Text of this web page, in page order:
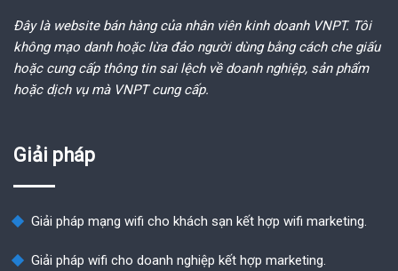
Đây là website bán hàng của nhân viên kinh doanh VNPT. Tôi
không mạo danh hoặc lừa đảo người dùng bằng cách che giấu
hoặc cung cấp thông tin sai lệch về doanh nghiệp, sản phẩm
hoặc dịch vụ mà VNPT cung cấp.
Giải pháp
Giải pháp mạng wifi cho khách sạn kết hợp wifi marketing.
Giải pháp wifi cho doanh nghiệp kết hợp marketing.